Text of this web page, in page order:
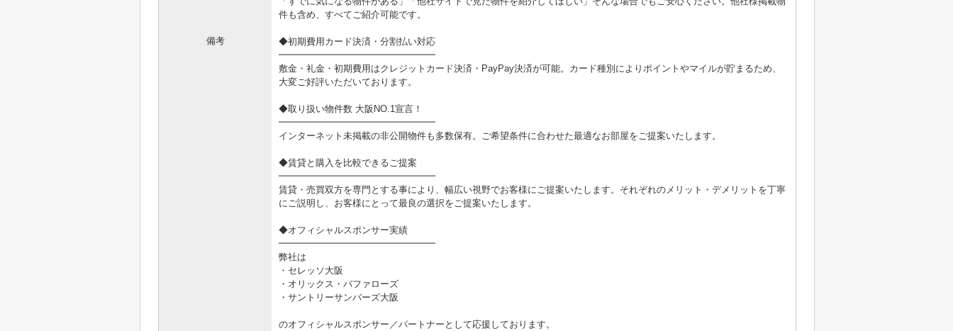
備考
件も含め、すべてご紹介可能です。
◆初期費用カード決済・分割払い対応
━━━━━━━━━━━━━━━━━
敷金・礼金・初期費用はクレジットカード決済・PayPay決済が可能。カード種別によりポイントやマイルが貯まるため、
大変ご好評いただいております。
◆取り扱い物件数 大阪NO.1宣言！
━━━━━━━━━━━━━━━━━
インターネット未掲載の非公開物件も多数保有。ご希望条件に合わせた最適なお部屋をご提案いたします。
◆賃貸と購入を比較できるご提案
━━━━━━━━━━━━━━━━━
賃貸・売買双方を専門とする事により、幅広い視野でお客様にご提案いたします。それぞれのメリット・デメリットを丁寧
にご説明し、お客様にとって最良の選択をご提案いたします。
◆オフィシャルスポンサー実績
━━━━━━━━━━━━━━━━━
弊社は
・セレッソ大阪
・オリックス・バファローズ
・サントリーサンバーズ大阪
のオフィシャルスポンサー／パートナーとして応援しております。